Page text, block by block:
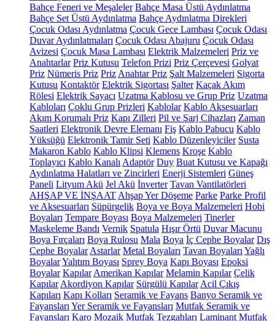
Bahçe Feneri ve Meşaleler Bahçe Masa Üstü Aydınlatma
Bahçe Set Üstü Aydınlatma Bahçe Aydınlatma Direkleri
Çocuk Odası Aydınlatma Çocuk Gece Lambası Çocuk Odası
Duvar Aydınlatmaları Çocuk Odası Abajuru Çocuk Odası
Avizesi Çocuk Masa Lambası Elektrik Malzemeleri Priz ve
Anahtarlar Priz Kutusu Telefon Prizi Priz Çerçevesi Golyat
Priz Nümeris Priz Priz Anahtar Priz Şalt Malzemeleri Sigorta
Kutusu Kontaktör Elektrik Sigortası Şalter Kaçak Akım
Rölesi Elektrik Sayacı Uzatma Kablosu ve Grup Priz Uzatma
Kabloları Çoklu Grup Prizleri Kablolar Kablo Aksesuarları
Akım Korumalı Priz Kapı Zilleri Pil ve Şarj Cihazları Zaman
Saatleri Elektronik Devre Elemanı Fiş Kablo Pabucu Kablo
Yüksüğü Elektronik Tamir Seti Kablo Düzenleyiciler Susta
Makaron Kablo Kablo Klipsi Klemens Kroşe Kablo
Toplayıcı Kablo Kanalı Adaptör Duy Buat Kutusu ve Kapağı
Aydınlatma Halatları ve Zincirleri Enerji Sistemleri Güneş
Paneli Lityum Akü Jel Akü İnverter Tavan Vantilatörleri
AHŞAP VE İNŞAAT Ahşap Yer Döşeme Parke Parke Profil
ve Aksesuarları Süpürgelik Boya ve Boya Malzemeleri Hobi
Boyaları Tempare Boyası Boya Malzemeleri Tinerler
Maskeleme Bandı Vernik Spatula Hışır Örtü Duvar Macunu
Boya Fırçaları Boya Rulosu Mala Boya İç Cephe Boyalar Dış
Cephe Boyalar Astarlar Metal Boyaları Tavan Boyaları Yağlı
BoyalarYalıtım Boyası Sprey Boya Kapı Boyası Epoksi
Boyalar Kapılar Amerikan Kapılar Melamin Kapılar Çelik
Kapılar Akordiyon Kapılar Sürgülü Kapılar Acil Çıkış
Kapıları Kapı Kolları Seramik ve Fayans Banyo Seramik ve
Fayansları Yer Seramik ve Fayansları Mutfak Seramik ve
Fayansları Karo Mozaik Mutfak Tezgahları Laminant Mutfak